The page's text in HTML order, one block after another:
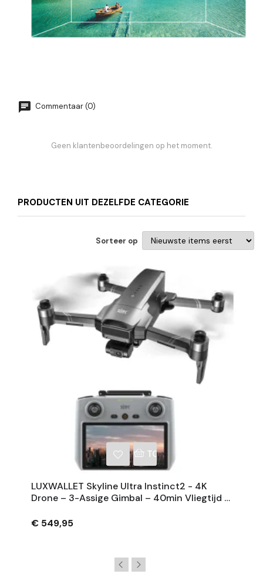
Commentaar (0)
Geen klantenbeoordelingen op het moment.
PRODUCTEN UIT DEZELFDE CATEGORIE
Sorteer op
TOEVOEGEN AAN
LUXWALLET Skyline Ultra Instinct2 - 4K
Drone – 3-Assige Gimbal – 40min Vliegtijd –
€ 549,95